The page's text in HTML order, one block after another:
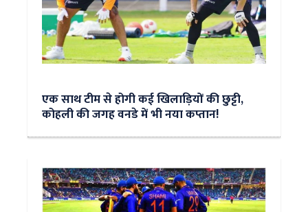
एक साथ टीम से होगी कई खिलाड़ियों की छुट्टी,
कोहली की जगह वनडे में भी नया कप्तान!